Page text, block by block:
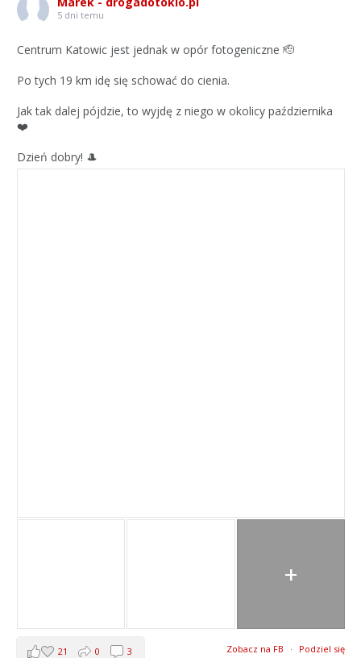
5 dni temu
Centrum Katowic jest jednak w opór fotogeniczne 🫡
Po tych 19 km idę się schować do cienia.
Jak tak dalej pójdzie, to wyjdę z niego w okolicy października
❤️
Dzień dobry! 🎩
+
Zobacz na FB · Podziel się
21 0 3